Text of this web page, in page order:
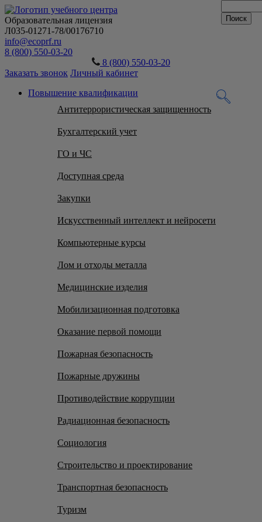
Образовательная лицензия
Л035-01271-78/00176710
info@ecoprf.ru
8 (800) 550-03-20
8 (800) 550-03-20
Заказать звонок Личный кабинет
Повышение квалификации
Антитеррористическая защищенность
Бухгалтерский учет
ГО и ЧС
Доступная среда
Закупки
Искусственный интеллект и нейросети
Компьютерные курсы
Лом и отходы металла
Медицинские изделия
Мобилизационная подготовка
Оказание первой помощи
Пожарная безопасность
Пожарные дружины
Противодействие коррупции
Радиационная безопасность
Социология
Строительство и проектирование
Транспортная безопасность
Туризм